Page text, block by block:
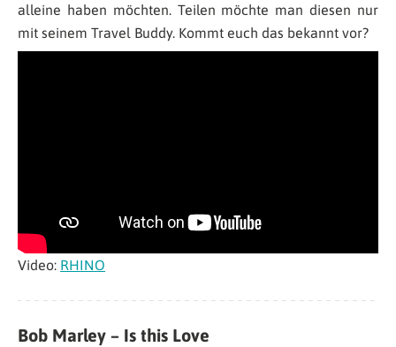
alleine haben möchten. Teilen möchte man diesen nur
mit seinem Travel Buddy. Kommt euch das bekannt vor?
Video: RHINO
Bob Marley – Is this Love